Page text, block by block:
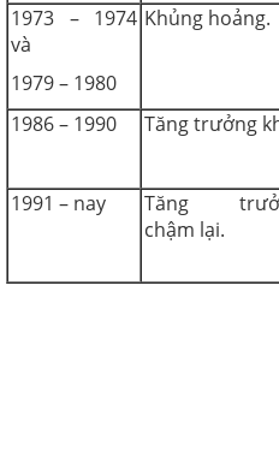
1973 – 1974
và
1979 – 1980
Khủng hoảng.
1986 – 1990 Tăng trưởng
1991 – nay
Tăng
chậm lại.